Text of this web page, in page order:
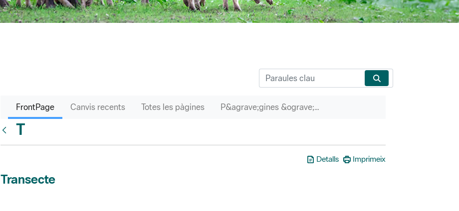
FrontPage Canvis recents Totes les pàgines P&agrave;gines &ograve;rfenes
T
Detalls Imprimeix
Transecte